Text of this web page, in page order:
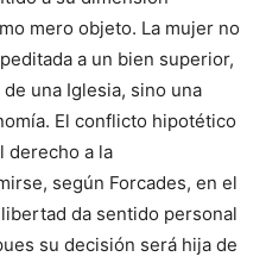
mero objeto. La mujer no
a un bien superior,
una Iglesia, sino una
El conflicto hipotético
derecho a la
según Forcades, en el
da sentido personal
su decisión será hija de